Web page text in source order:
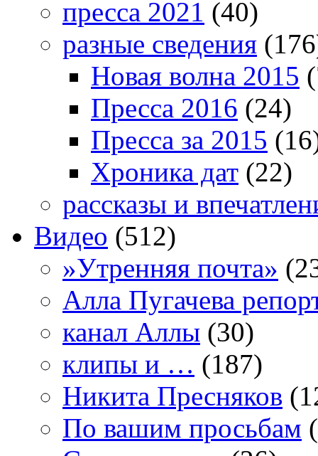
пресса 2021 (40)
разные сведения
Новая волна 2015
Пресса 2016 (24)
Пресса за 2015
Хроника дат (22)
рассказы и
Видео (512)
»Утренняя почта»
Алла Пугачева
канал Аллы (30)
клипы и … (187)
Никита Пресняков
По вашим просьбам